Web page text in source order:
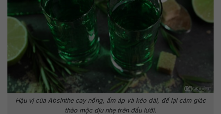
Hậu vị của Absinthe cay nồng, ấm áp và kéo dài, để lại cảm giác
thảo mộc dịu nhẹ trên đầu lưỡi.